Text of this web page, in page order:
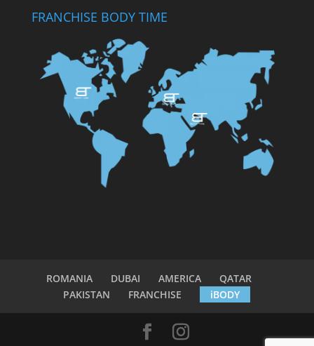
FRANCHISE BODY TIME
ROMANIA DUBAI AMERICA
QATAR
PAKISTAN
FRANCHISE iBODY